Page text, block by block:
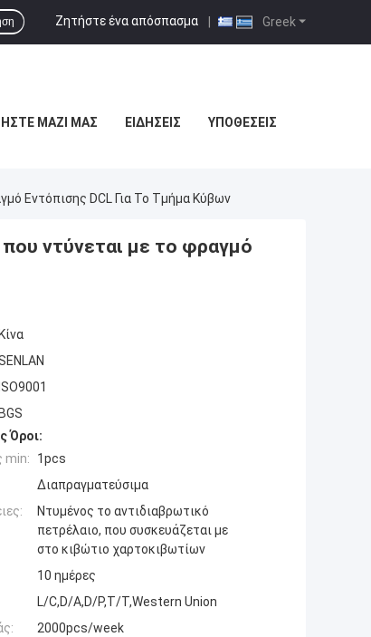
Greek
Ζητήστε ένα απόσπασμα |
ΜΑΖΊ ΜΑΣ ΕΙΔΉΣΕΙΣ ΥΠΟΘΈΣΕΙΣ
Εντόπισης DCL Για Το Τμήμα Κύβων
ντύνεται με το φραγμό
Κίνα
ISO9001
BGS
Όροι:
min:
1pcs
Διαπραγματεύσιμα
Ντυμένος το αντιδιαβρωτικό
πετρέλαιο, που συσκευάζεται με
στο κιβώτιο χαρτοκιβωτίων
10 ημέρες
L/C,D/A,D/P,T/T,Western Union
2000pcs/week